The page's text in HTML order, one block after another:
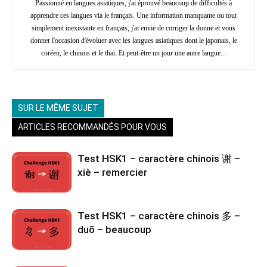
Passionné en langues asiatiques, j'ai éprouvé beaucoup de difficultés à
apprendre ces langues via le français. Une information manquante ou tout
simplement inexistante en français, j'ai envie de corriger la donne et vous
donner l'occasion d'évoluer avec les langues asiatiques dont le japonais, le
coréen, le chinois et le thaï. Et peut-être un jour une autre langue...
SUR LE MÊME SUJET
ARTICLES RECOMMANDÉS POUR VOUS
Test HSK1 – caractère chinois 谢 –
xiè – remercier
Test HSK1 – caractère chinois 多 –
duō – beaucoup